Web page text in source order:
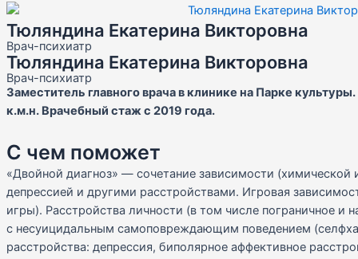
Тюляндина Екатерина Викторовна
Врач-психиатр
Тюляндина Екатерина Викторовна
Врач-психиатр
Заместитель главного врача в клинике на Парке
к.м.н. Врачебный стаж с 2019 года.
С чем поможет
«Двойной диагноз» — сочетание зависимости (химической
депрессией и другими расстройствами. Игровая
игры). Расстройства личности (в том числе пограничное и
с несуицидальным самоповреждающим поведением
расстройства: депрессия, биполярное аффективное